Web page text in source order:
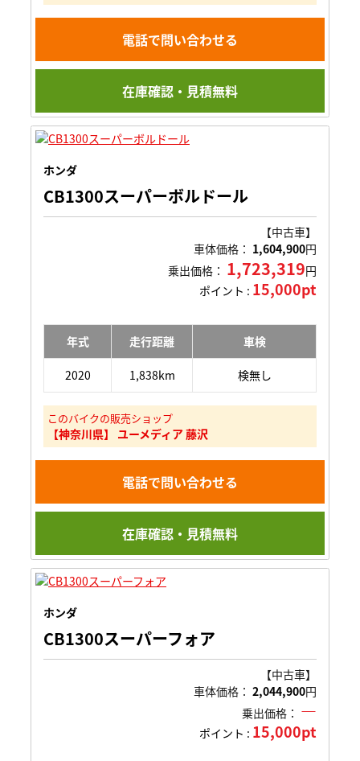
電話で問い合わせる
在庫確認・見積無料
ホンダ
CB1300スーパーボルドール
【中古車】
車体価格： 1,604,900円
乗出価格： 1,723,319円
ポイント : 15,000pt
年式 走行距離 車検
2020 1,838km 検無し
このバイクの販売ショップ
【神奈川県】 ユーメディア 藤沢
電話で問い合わせる
在庫確認・見積無料
ホンダ
CB1300スーパーフォア
【中古車】
車体価格： 2,044,900円
乗出価格： ―
ポイント : 15,000pt